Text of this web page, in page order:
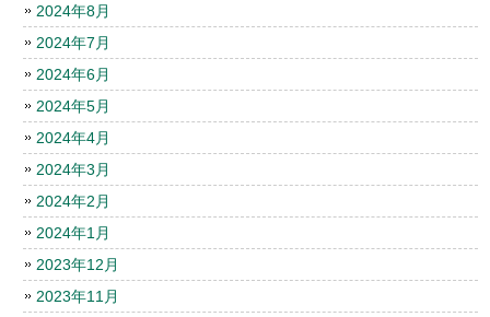
2024年8月
2024年7月
2024年6月
2024年5月
2024年4月
2024年3月
2024年2月
2024年1月
2023年12月
2023年11月